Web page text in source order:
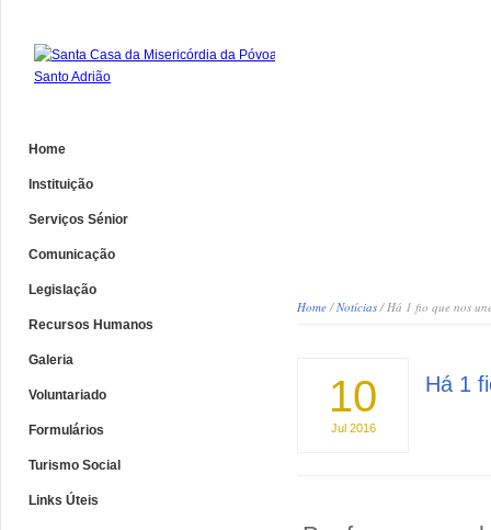
Home
Instituição
Serviços Sénior
Comunicação
Legislação
Recursos Humanos
Galeria
Voluntariado
Formulários
Turismo Social
Links Úteis
Home/Notícias/ Há 1 fio que nos
10
Jul 2016
Há 1